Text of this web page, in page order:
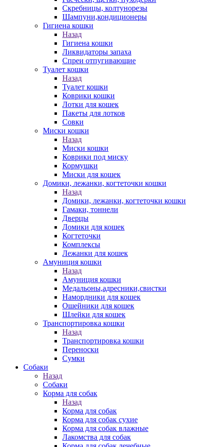
Скребницы, колтунорезы
Шампуни,кондиционеры
Гигиена кошки
Назад
Гигиена кошки
Ликвидаторы запаха
Спреи отпугивающие
Туалет кошки
Назад
Туалет кошки
Коврики кошки
Лотки для кошек
Пакеты для лотков
Совки
Миски кошки
Назад
Миски кошки
Коврики под миску
Кормушки
Миски для кошек
Домики, лежанки, когтеточки кошки
Назад
Домики, лежанки, когтеточки кошки
Гамаки, тоннели
Дверцы
Домики для кошек
Когтеточки
Комплексы
Лежанки для кошек
Амуниция кошки
Назад
Амуниция кошки
Медальоны,адресники,свистки
Намордники для кошек
Ошейники для кошек
Шлейки для кошек
Транспортировка кошки
Назад
Транспортировка кошки
Переноски
Сумки
Собаки
Назад
Собаки
Корма для собак
Назад
Корма для собак
Корма для собак сухие
Корма для собак влажные
Лакомства для собак